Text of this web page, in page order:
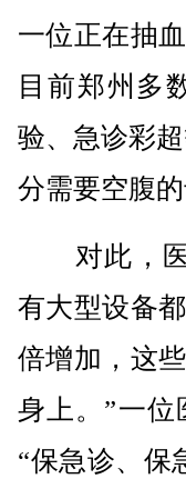
一位正在抽
目前郑州多
验、急诊彩
分需要空腹
对此，医
有大型设备
倍增加，这
身上。”一
“保急诊、保